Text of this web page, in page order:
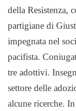
della Resistenza,
partigiane di
impegnata nel
pacifista.
tre adottivi.
settore delle
alcune ricerche.